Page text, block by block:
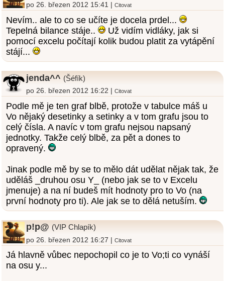
po 26. březen 2012 15:41 |Citovat
Nevím.. ale to co se učíte je docela prdel...
Tepelná bilance stáje..
Už vidím vidláky, jak si
pomocí excelu počítají kolik budou platit za vytápění
stájí...
jenda^^ (Šéfík)
po 26. březen 2012 16:22 |Citovat
Podle mě je ten graf blbě, protože v tabulce máš u
Vo nějaký desetinky a setinky a v tom grafu jsou to
celý čísla. A navíc v tom grafu nejsou napsaný
jednotky. Takže celý blbě, za pět a dones to
opravený.
Jinak podle mě by se to mělo dát udělat nějak tak, že
uděláš _druhou osu Y_ (nebo jak se to v Excelu
jmenuje) a na ní budeš mít hodnoty pro to Vo (na
první hodnoty pro ti). Ale jak se to dělá netuším.
p!p@ (VIP Chlapík)
po 26. březen 2012 16:27 |Citovat
Já hlavně vůbec nepochopil co je to Vo;ti co vynáší
na osu y...